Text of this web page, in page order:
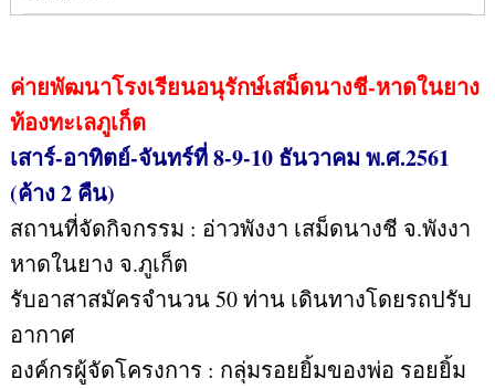
ค่ายพัฒนาโรงเรียนอนุรักษ์เสม็ดนางชี-หาดในยาง
ท้องทะเลภูเก็ต
เสาร์-อาทิตย์-จันทร์ที่ 8-9-10 ธันวาคม พ.ศ.2561
(ค้าง 2 คืน)
สถานที่จัดกิจกรรม : อ่าวพังงา เสม็ดนางชี จ.พังงา
หาดในยาง จ.ภูเก็ต
รับอาสาสมัครจำนวน 50 ท่าน เดินทางโดยรถปรับ
อากาศ
องค์กรผู้จัดโครงการ : กลุ่มรอยยิ้มของพ่อ รอยยิ้ม